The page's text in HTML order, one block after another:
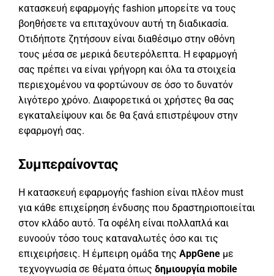
κατασκευή εφαρμογής fashion μπορείτε να τους
βοηθήσετε να επιταχύνουν αυτή τη διαδικασία.
Οτιδήποτε ζητήσουν είναι διαθέσιμο στην οθόνη
τους μέσα σε μερικά δευτερόλεπτα. Η εφαρμογή
σας πρέπει να είναι γρήγορη και όλα τα στοιχεία
περιεχομένου να φορτώνουν σε όσο το δυνατόν
λιγότερο χρόνο. Διαφορετικά οι χρήστες θα σας
εγκαταλείψουν και δε θα ξανά επιστρέψουν στην
εφαρμογή σας.
Συμπεραίνοντας
Η κατασκευή εφαρμογής fashion είναι πλέον must
για κάθε επιχείρηση ένδυσης που δραστηριοποιείται
στον κλάδο αυτό. Τα οφέλη είναι πολλαπλά και
ευνοούν τόσο τους καταναλωτές όσο και τις
επιχειρήσεις. Η έμπειρη ομάδα της AppGene με
τεχνογνωσία σε θέματα όπως δημιουργία mobile